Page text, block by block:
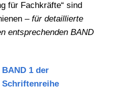
für Fachkräfte“ sind
– für detaillierte
entsprechenden BAND
BAND 1 der
Schriftenreihe